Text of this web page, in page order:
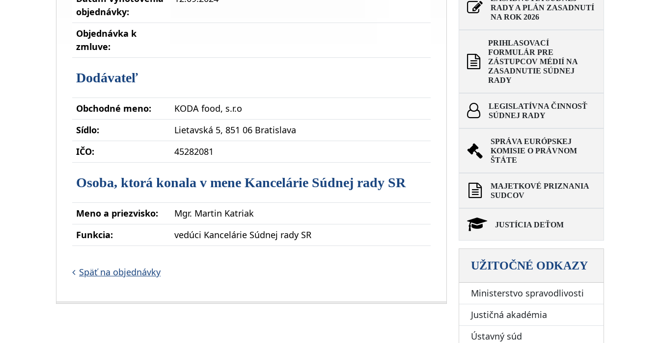
objednávky:
Objednávka k
zmluve:
Dodávateľ
Obchodné meno:
KODA food, s.r.o
Sídlo:
Lietavská 5, 851 06 Bratislava
IČO:
45282081
Osoba, ktorá konala v mene Kancelárie Súdnej rady SR
Meno a priezvisko:
Mgr. Martin Katriak
Funkcia:
vedúci Kancelárie Súdnej rady SR
Späť na objednávky
RADY A PLÁN ZASADNUTÍ
NA ROK 2026
PRIHLASOVACÍ
FORMULÁR PRE
ZÁSTUPCOV MÉDIÍ NA
ZASADNUTIE SÚDNEJ
RADY
LEGISLATÍVNA ČINNOSŤ
SÚDNEJ RADY
SPRÁVA EURÓPSKEJ
KOMISIE O PRÁVNOM
ŠTÁTE
MAJETKOVÉ PRIZNANIA
SUDCOV
JUSTÍCIA DEŤOM
UŽITOČNÉ ODKAZY
Ministerstvo spravodlivosti
Justičná akadémia
Ústavný súd